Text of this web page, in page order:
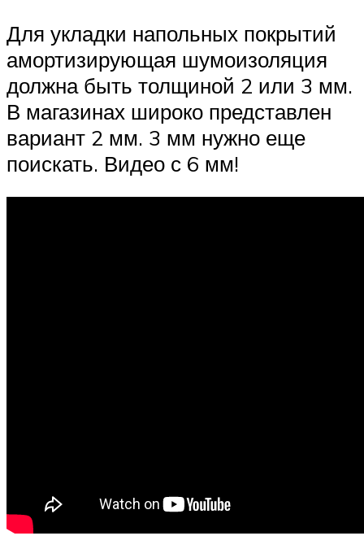
Для укладки напольных покрытий
амортизирующая шумоизоляция
должна быть толщиной 2 или 3 мм.
В магазинах широко представлен
вариант 2 мм. 3 мм нужно еще
поискать. Видео с 6 мм!